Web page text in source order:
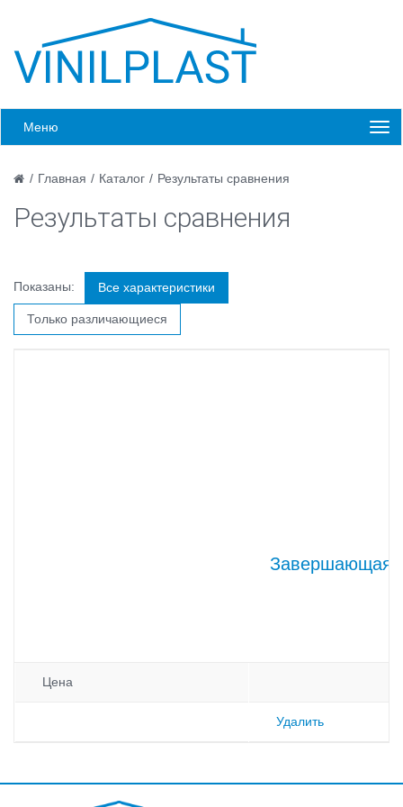
Меню
/ Главная / Каталог / Результаты сравнения
Результаты сравнения
Показаны: Все характеристики
Только различающиеся
Завершающая
Цена
Удалить